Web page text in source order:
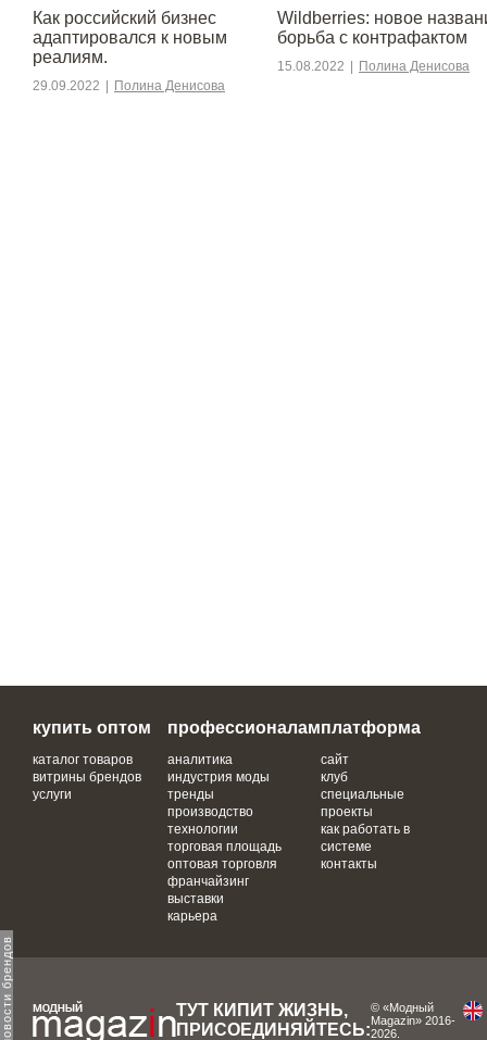
​​Как российский бизнес
адаптировался к новым
реалиям.
29.09.2022 Полина Денисова
Wildberries: новое
борьба с контрафактом
15.08.2022 Полина Денисова
купить оптом
каталог товаров
витрины брендов
услуги
профессионалам
аналитика
индустрия моды
тренды
производство
технологии
торговая площадь
оптовая торговля
франчайзинг
выставки
карьера
платформа
сайт
клуб
специальные
проекты
как работать в
системе
контакты
ТУТ КИПИТ ЖИЗНЬ,
ПРИСОЕДИНЯЙТЕСЬ:
© «Модный
Magazin» 2016-
2026.